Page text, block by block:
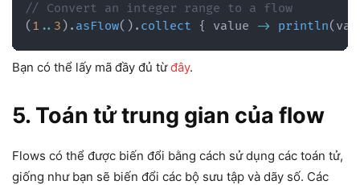
// Convert an integer range to a flow
( 1 .. 3 ) . asFlow( ) . collect { value -> println(
Bạn có thể lấy mã đầy đủ từđây.
5. Toán tử trung gian của flow
Flows có thể được biến đổi bằng cách sử dụng các toán tử,
giống như bạn sẽ biến đổi các bộ sưu tập và dãy số. Các